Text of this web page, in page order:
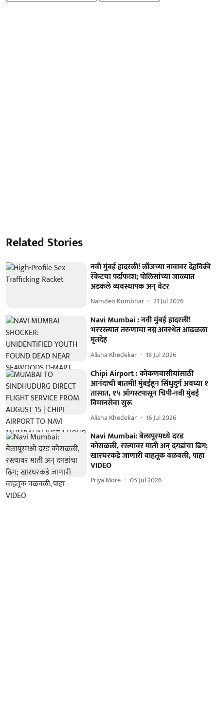
Related Stories
नवी मुंबई हादरली! लॉजच्या नावावर देहविक्री
रॅकेटचा पर्दाफाश; पोलिसांच्या जाळ्यात
अडकले व्यवस्थापक अन् वेटर
Namdeo Kumbhar 21 Jul 2026
Navi Mumbai : नवी मुंबई हादरली!
भररस्त्यात तरुणाचा नग्न अवस्थेत आढळला
मृतदेह
Alisha Khedekar 18 Jul 2026
Chipi Airport : कोकणवासीयांसाठी
आनंदाची बातमी! मुंबईहून सिंधुदुर्ग अवघ्या १
तासात, १५ ऑगस्टपासून चिपी-नवी मुंबई
विमानसेवा सुरू
Alisha Khedekar 16 Jul 2026
Navi Mumbai: बेलापूरमध्ये दरड
कोसळली, रस्त्यावर माती अन् दगडांचा ढिग;
खारघरकडे जाणारी वाहतूक वळवली, पाहा
VIDEO
Priya More 05 Jul 2026